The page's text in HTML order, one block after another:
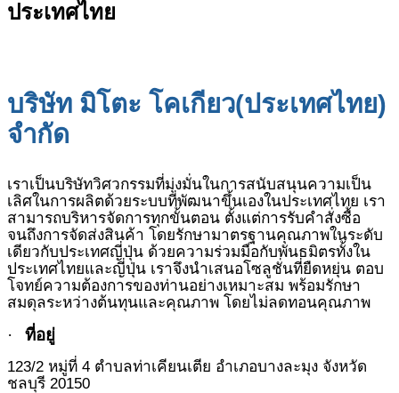
ประเทศไทย
บริษัท มิโตะ โคเกียว(ประเทศไทย)
จำกัด
เราเป็นบริษัทวิศวกรรมที่มุ่งมั่นในการสนับสนุนความเป็น
เลิศในการผลิตด้วยระบบที่พัฒนาขึ้นเองในประเทศไทย เรา
สามารถบริหารจัดการทุกขั้นตอน ตั้งแต่การรับคำสั่งซื้อ
จนถึงการจัดส่งสินค้า โดยรักษามาตรฐานคุณภาพในระดับ
เดียวกับประเทศญี่ปุ่น ด้วยความร่วมมือกับพันธมิตรทั้งใน
ประเทศไทยและญี่ปุ่น เราจึงนำเสนอโซลูชั่นที่ยืดหยุ่น ตอบ
โจทย์ความต้องการของท่านอย่างเหมาะสม พร้อมรักษา
สมดุลระหว่างต้นทุนและคุณภาพ โดยไม่ลดทอนคุณภาพ
· ที่อยู่
123/2 หมู่ที่ 4 ตำบลท่าเคียนเตีย อำเภอบางละมุง จังหวัด
ชลบุรี 20150